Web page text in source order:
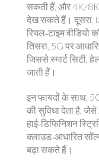
सकती हैं, और 4K/8K
देख सकते हैं। दूसरा,
रियल‑टाइम वीडियो
तिसरा, 5G पर
जिससे स्मार्ट सिटी,
जाती हैं।
इन फायदों के साथ,
की सुविधा देता है,
हाई‑डिफिनिशन
क्लाउड‑आधारित
बढ़ा सकते हैं।